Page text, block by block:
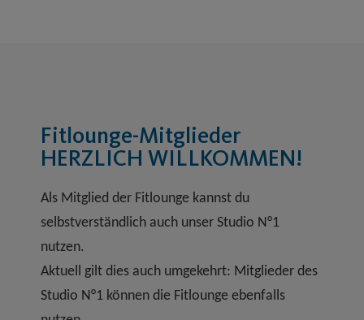
Fitlounge-Mitglieder
HERZLICH WILLKOMMEN!
Als Mitglied der Fitlounge kannst du
selbstverständlich auch unser Studio N°1
nutzen.
Aktuell gilt dies auch umgekehrt: Mitglieder des
Studio N°1 können die Fitlounge ebenfalls